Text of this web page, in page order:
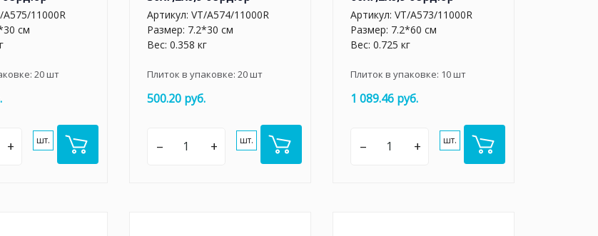
A575/11000R
см
20шт
+ шт.
Артикул: VT/A574/11000R
Размер: 7.2*30 см
Вес: 0.358 кг
Плиток в упаковке: 20шт
500.20 руб.
– + шт.
Артикул: VT/A573/11000R
Размер: 7.2*60 см
Вес: 0.725 кг
Плиток в упаковке: 10шт
1 089.46 руб.
– + шт.